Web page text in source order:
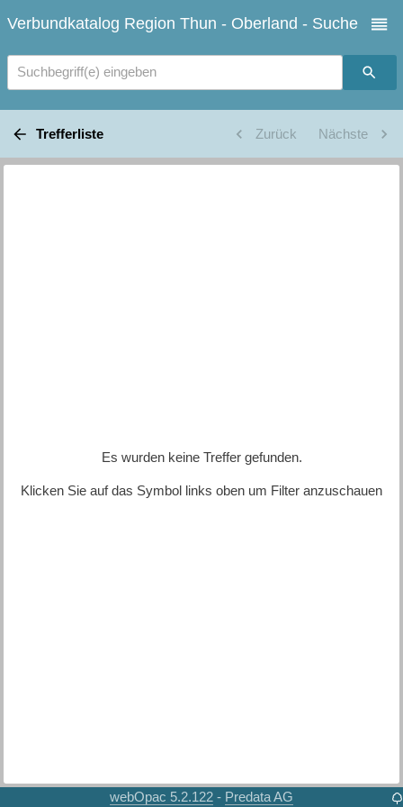
Verbundkatalog Region Thun - Oberland - Suche
Suchbegriff(e) eingeben
Trefferliste Zurück Nächste
Es wurden keine Treffer gefunden.
Klicken Sie auf das Symbol links oben um Filter anzuschauen
webOpac 5.2.122 - Predata AG